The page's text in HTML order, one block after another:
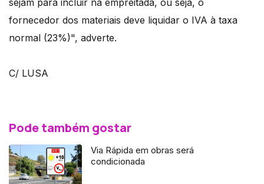
sejam para incluir na empreitada, ou seja, o
fornecedor dos materiais deve liquidar o IVA à taxa
normal (23%)", adverte.
C/ LUSA
Pode também gostar
Via Rápida em obras será
condicionada